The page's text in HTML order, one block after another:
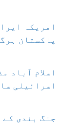
امریکہ
پاکستان
اسلام آباد
اسرائیلی
جنگ بندی کے